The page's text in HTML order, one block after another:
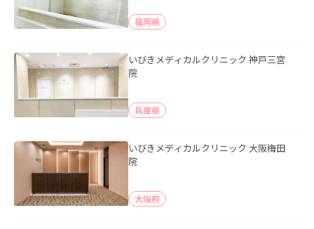
福岡県
いびきメディカルクリニック 神戸三宮
院
兵庫県
いびきメディカルクリニック 大阪梅田
院
大阪府